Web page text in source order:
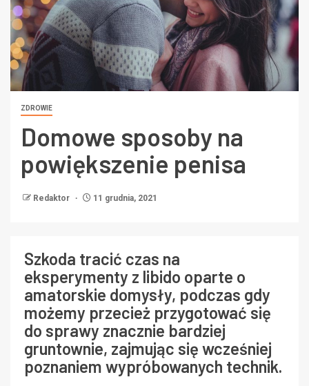
ZDROWIE
Domowe sposoby na
powiększenie penisa
Redaktor 11 grudnia, 2021
Szkoda tracić czas na
eksperymenty z libido oparte o
amatorskie domysły, podczas gdy
możemy przecież przygotować się
do sprawy znacznie bardziej
gruntownie, zajmując się wcześniej
poznaniem wypróbowanych technik.